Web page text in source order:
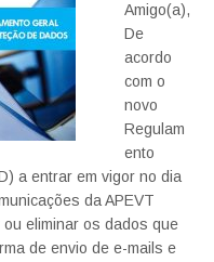
Amigo(a),
De
acordo
com o
novo
Regulam
ento
a entrar em vigor no dia
da APEVT
eliminar os dados que
de envio de e-mails e